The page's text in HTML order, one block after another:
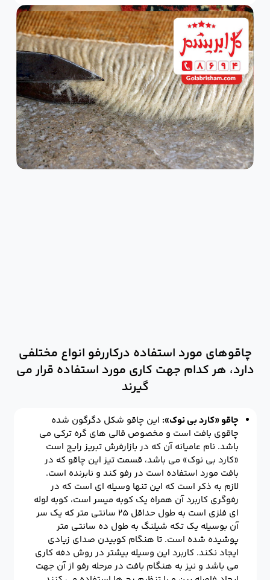
چاقوهای مورد استفاده درکاررفو انواع مختلفی
دارد، هر کدام جهت کاری مورد استفاده قرار می
گیرند
چاقو «کارد بی نوک»: این چاقو شکل دگرگون شده
چاقوی بافت است و مخصوص قالی های گره ترکی می
باشد. نام عامیانه آن که در بازارفرش تبریز رایج است
«کارد بی نوک» می باشد، قسمت تیز این چاقو که در
بافت مورد استفاده است در رفو کند و نابرنده است.
لازم به ذکر است که این تنها وسیله ای است که در
رفوگری کاربرد آن همراه یک کوبه میسر است، کوبه لوله
ای فلزی است به طول حداقل ۲۵ سانتی متر که یک سر
آن بوسیله یک تکه شیلنگ به طول ده سانتی متر
پوشیده شده است. تا هنگام کوبیدن صدای زیادی
ایجاد نکند. کاربرد این وسیله بیشتر در روش دفه کاری
می باشد و نیز به هنگام بافت در مرحله رفو از آن جهت